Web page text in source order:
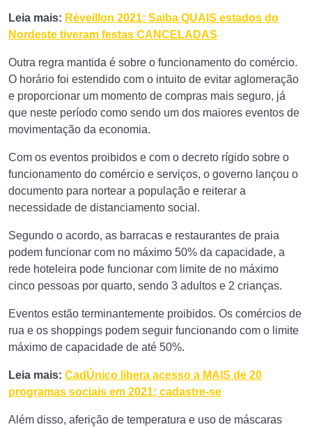
Leia mais: Réveillon 2021: Saiba QUAIS estados do
Nordeste tiveram festas CANCELADAS
Outra regra mantida é sobre o funcionamento do comércio.
O horário foi estendido com o intuito de evitar aglomeração
e proporcionar um momento de compras mais seguro, já
que neste período como sendo um dos maiores eventos de
movimentação da economia.
Com os eventos proibidos e com o decreto rígido sobre o
funcionamento do comércio e serviços, o governo lançou o
documento para nortear a população e reiterar a
necessidade de distanciamento social.
Segundo o acordo, as barracas e restaurantes de praia
podem funcionar com no máximo 50% da capacidade, a
rede hoteleira pode funcionar com limite de no máximo
cinco pessoas por quarto, sendo 3 adultos e 2 crianças.
Eventos estão terminantemente proibidos. Os comércios de
rua e os shoppings podem seguir funcionando com o limite
máximo de capacidade de até 50%.
Leia mais: CadÚnico libera acesso a MAIS de 20
programas sociais em 2021; cadastre-se
Além disso, aferição de temperatura e uso de máscaras